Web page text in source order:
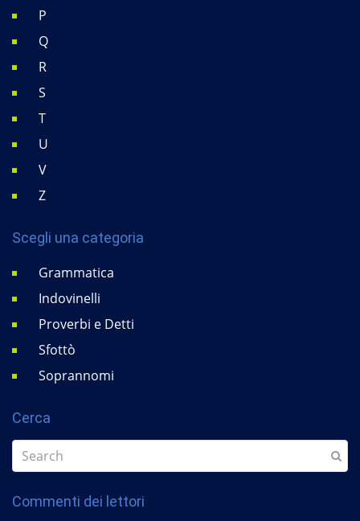
P
Q
R
S
T
U
V
Z
Scegli una categoria
Grammatica
Indovinelli
Proverbi e Detti
Sfottò
Soprannomi
Cerca
Commenti dei lettori